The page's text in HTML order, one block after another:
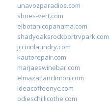
unavozparadios.com
shoes-vert.com
elbotanicopanama.com
shadyoaksrockportrvpark.com
jccoinlaundry.com
kautorepair.com
marjaeswinebar.com
elmazatlanclinton.com
ideacoffeenyc.com
odieschillicothe.com